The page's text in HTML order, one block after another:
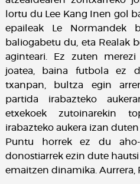
lortu du Lee Kang Inen gol
epaileak Le Normandek
baliogabetu du, eta Realak
aginteari. Ez zuten
joatea, baina futbola ez
txanpan, bultza egin
partida irabazteko
etxekoek zutoinarekin
irabazteko aukera izan
Puntu horrek ez du
donostiarrek ezin dute
emaitzen dinamika. Aurrera,